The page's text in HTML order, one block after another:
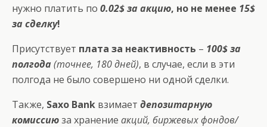
нужно платить по 0.02$ за акцию, но не менее 15$
за сделку!
Присутствует плата за неактивность – 100$ за
полгода (точнее, 180 дней), в случае, если в эти
полгода не было совершено ни одной сделки.
Также, Saxo Bank взимает депозитарную
комиссиюза хранение акций, биржевых фондов/